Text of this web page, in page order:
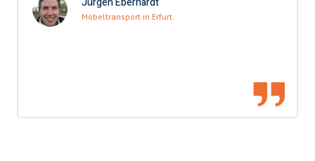
Möbeltransport in Erfurt